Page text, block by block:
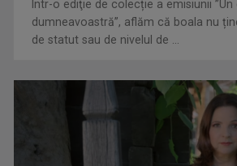
Într-o ediţie de colecție a emisiunii
dumneavoastră”, aflăm că boala nu
de statut sau de nivelul de ...